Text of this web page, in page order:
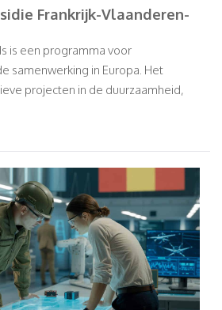
Frankrijk-Vlaanderen-
is een programma voor
samenwerking in Europa. Het
projecten in de duurzaamheid,